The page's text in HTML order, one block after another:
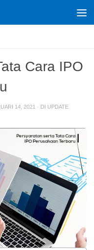
Cara IPO
14, 2021 · DI UPDATE